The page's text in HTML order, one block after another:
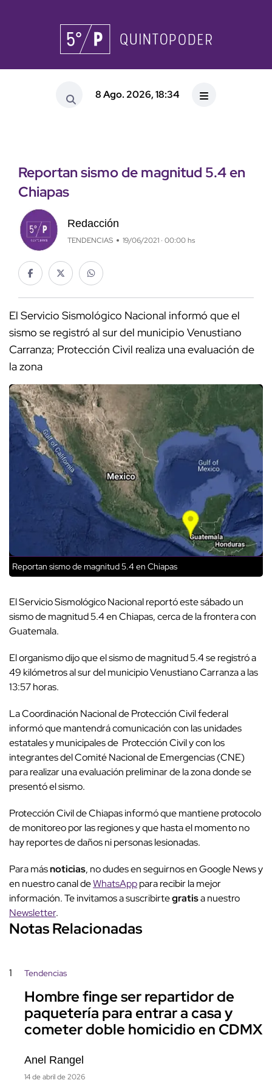
8 Ago. 2026, 18:34
Reportan sismo de magnitud 5.4 en
Chiapas
Redacción
TENDENCIAS 19/06/2021 · 00:00 hs
El Servicio Sismológico Nacional informó que el
sismo se registró al sur del municipio Venustiano
Carranza; Protección Civil realiza una evaluación de
la zona
Reportan sismo de magnitud 5.4 en Chiapas
El Servicio Sismológico Nacional reportó este sábado un
sismo de magnitud 5.4 en Chiapas, cerca de la frontera con
Guatemala.
El organismo dijo que el sismo de magnitud 5.4 se registró a
49 kilómetros al sur del municipio Venustiano Carranza a las
13:57 horas.
La Coordinación Nacional de Protección Civil federal
informó que mantendrá comunicación con las unidades
estatales y municipales de Protección Civil y con los
integrantes del Comité Nacional de Emergencias (CNE)
para realizar una evaluación preliminar de la zona donde se
presentó el sismo.
Protección Civil de Chiapas informó que mantiene protocolo
de monitoreo por las regiones y que hasta el momento no
hay reportes de daños ni personas lesionadas.
Para másnoticias, no dudes en seguirnos en Google News y
en nuestro canal deWhatsApppara recibir la mejor
información. Te invitamos a suscribirtegratisa nuestro
Newsletter.
Notas Relacionadas
1 Tendencias
Hombre finge ser repartidor de
paquetería para entrar a casa y
cometer doble homicidio en CDMX
Anel Rangel
14 de abril de 2026